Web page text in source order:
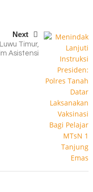
Next
Timur,
Asistensi